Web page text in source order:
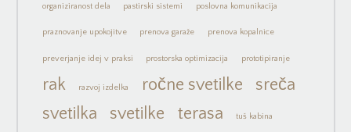
organiziranost dela pastirski sistemi poslovna komunikacija
praznovanje upokojitve prenova garaže prenova kopalnice
preverjanje idej v praksi prostorska optimizacija prototipiranje
rak razvoj izdelka ročne svetilke
sreča
svetilka
svetilke terasa tuš kabina